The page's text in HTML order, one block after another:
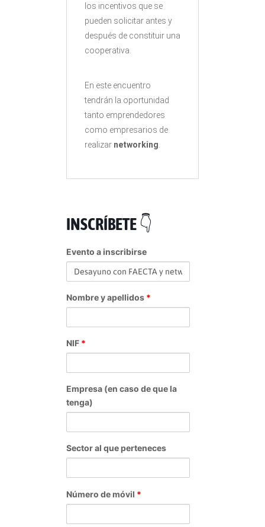
los incentivos que se
pueden solicitar antes y
después de constituir una
cooperativa.
En este encuentro
tendrán la oportunidad
tanto emprendedores
como empresarios de
realizar networking
INSCRÍBETE 👇
Evento a inscribirse
Nombre y apellidos *
NIF *
Empresa (en caso de que la
tenga)
Sector al que perteneces
Número de móvil *